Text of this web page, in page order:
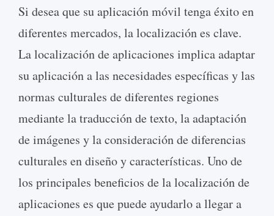
Si desea que su aplicación móvil tenga éxito en
diferentes mercados, la localización es clave.
La localización de aplicaciones implica adaptar
su aplicación a las necesidades específicas y las
normas culturales de diferentes regiones
mediante la traducción de texto, la adaptación
de imágenes y la consideración de diferencias
culturales en diseño y características. Uno de
los principales beneficios de la localización de
aplicaciones es que puede ayudarlo a llegar a